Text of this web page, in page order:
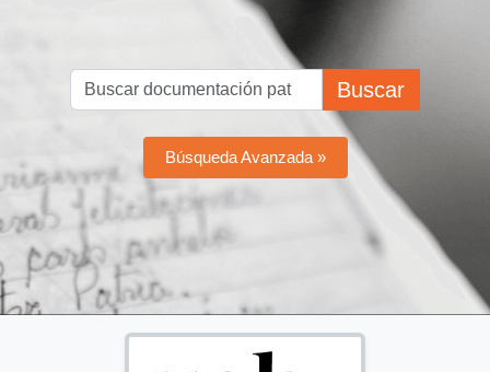
Buscar
Búsqueda Avanzada »